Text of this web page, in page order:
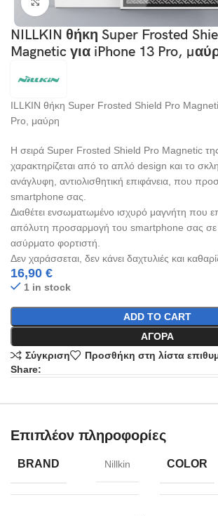
NILLKIN θήκη Super Frosted
Magnetic για iPhone 13 Pro,
ILLKIN θήκη Super Frosted Shield Pro
Pro, μαύρη
Η σειρά Super Frosted Shield Pro Magnetic
χαρακτηρίζεται από το απλό design και το
ανάγλυφη, αντιολισθητική επιφάνεια, που
smartphone σας.
Διαθέτει ενσωματωμένο ισχυρό μαγνήτη που
απόλυτη προσαρμογή του smartphone σας σε
ασύρματο φορτιστή.
Δεν χαράσσεται, δεν κάνει δαχτυλιές και
16,90€
1 in stock
ADD TO CART
ΑΓΟΡΆ
Σύγκριση
Προσθήκη στη λίστα
Share:
Επιπλέον πληροφορίες
BRAND Nillkin COLOR